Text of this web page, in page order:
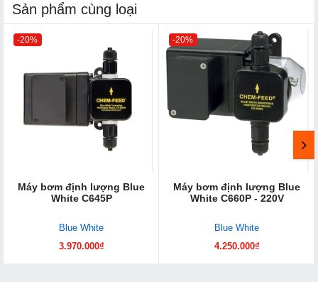
Sản phẩm cùng loại
-20%
Máy bơm định lượng Blue
White C645P
Blue White
3.970.000₫
-20%
Máy bơm định lượng Blue
White C660P - 220V
Blue White
4.250.000₫